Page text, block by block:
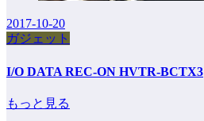
2017-10-20
ガジェット
I/O DATA REC-ON HVTR-BCTX3
もっと見る